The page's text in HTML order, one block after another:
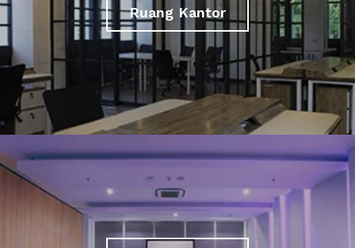
Ruang Kantor